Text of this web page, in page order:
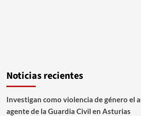
Noticias recientes
Investigan como violencia de género el
agente de la Guardia Civil en Asturias